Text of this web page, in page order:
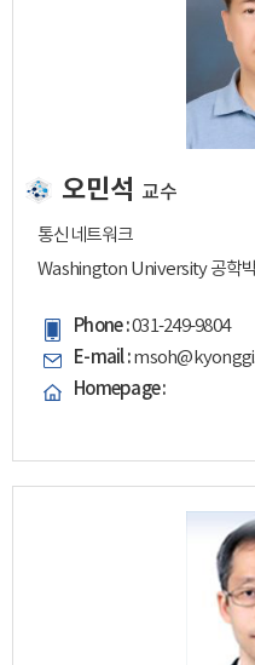
오민석 교수
통신네트워크
Washington University 공학
Phone :031-249-9804
E-mail :
Homepage :